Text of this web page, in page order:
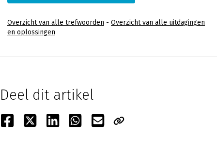
Overzicht van alle trefwoorden - Overzicht van alle uitdagingen
en oplossingen
Deel dit artikel